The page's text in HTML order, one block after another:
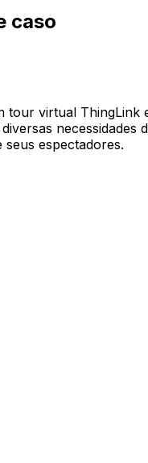
caso
tour virtual ThingLink
necessidades
seus espectadores.